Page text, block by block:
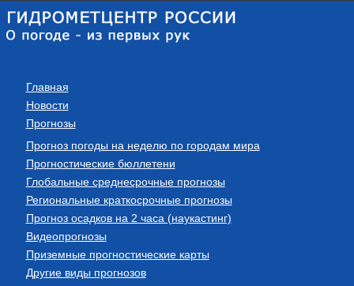
Главная
Новости
Прогнозы
Прогноз погоды на неделю по городам мира
Прогностические бюллетени
Глобальные среднесрочные прогнозы
Региональные краткосрочные прогнозы
Прогноз осадков на 2 часа (наукастинг)
Видеопрогнозы
Приземные прогностические карты
Другие виды прогнозов